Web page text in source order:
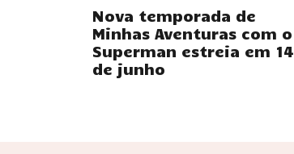
Nova temporada de
Minhas Aventuras com o
Superman estreia em 14
de junho